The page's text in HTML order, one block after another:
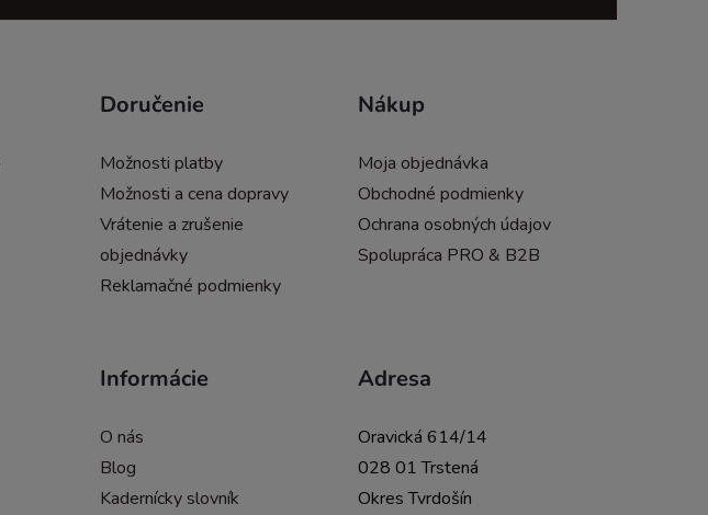
Doručenie
Možnosti platby
Možnosti a cena dopravy
Vrátenie a zrušenie
objednávky
Reklamačné podmienky
Nákup
Moja objednávka
Obchodné podmienky
Ochrana osobných údajov
Spolupráca PRO & B2B
Informácie
O nás
Blog
Kadernícky slovník
Adresa
Oravická 614/14
028 01 Trstená
Okres Tvrdošín